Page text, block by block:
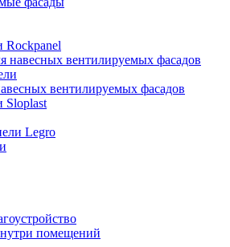
Rockpanel
навесных вентилируемых фасадов
вентилируемых фасадов
Sloplast
Legro
помещений